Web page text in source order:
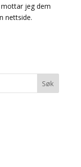
jeg dem
nettside.